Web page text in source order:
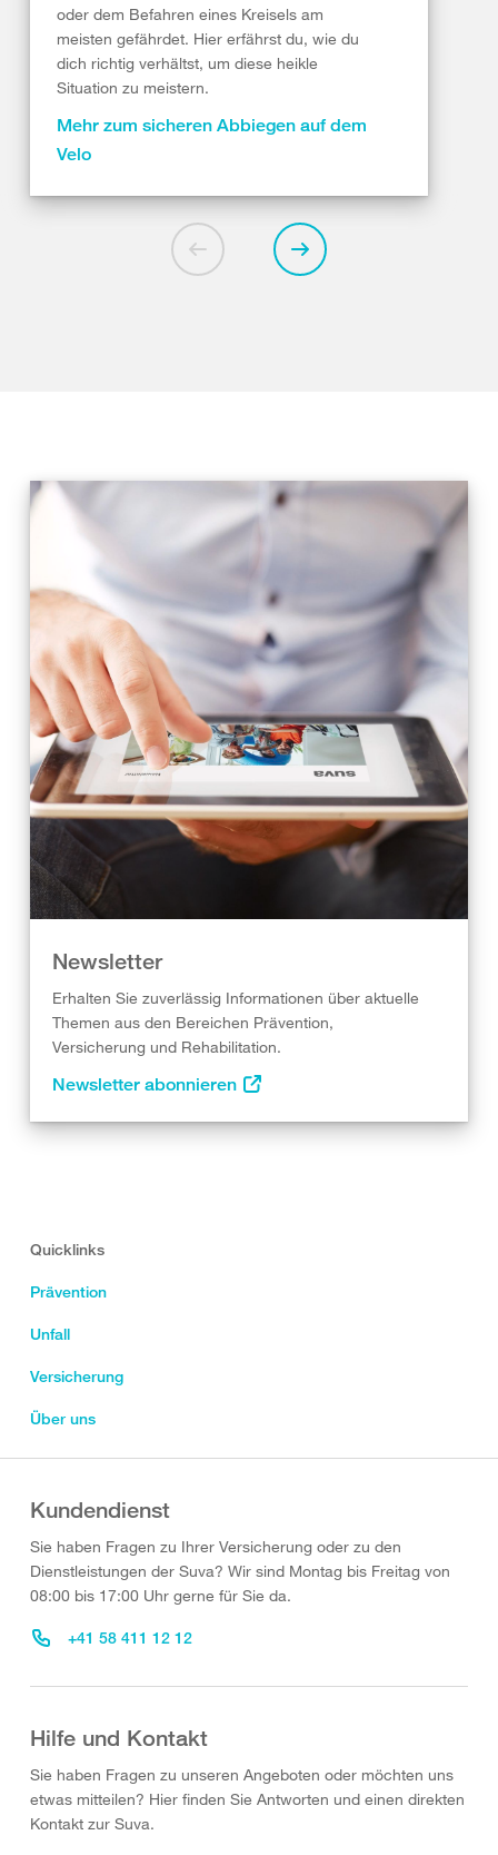
oder dem Befahren eines Kreisels am
meisten gefährdet. Hier erfährst du, wie du
dich richtig verhältst, um diese heikle
Situation zu meistern.
Mehr zum sicheren Abbiegen auf dem
Velo
Newsletter
Erhalten Sie zuverlässig Informationen über aktuelle
Themen aus den Bereichen Prävention,
Versicherung und Rehabilitation.
Newsletter abonnieren
Quicklinks
Prävention
Unfall
Versicherung
Über uns
Kundendienst
Sie haben Fragen zu Ihrer Versicherung oder zu den
Dienstleistungen der Suva? Wir sind Montag bis Freitag von
08:00 bis 17:00 Uhr gerne für Sie da.
+41 58 411 12 12
Hilfe und Kontakt
Sie haben Fragen zu unseren Angeboten oder möchten uns
etwas mitteilen? Hier finden Sie Antworten und einen direkten
Kontakt zur Suva.